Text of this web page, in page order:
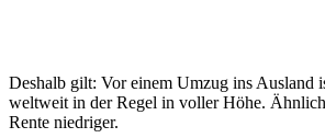
Deshalb gilt: Vor einem Umzug ins Ausland
weltweit in der Regel in voller Höhe.
Rente niedriger.